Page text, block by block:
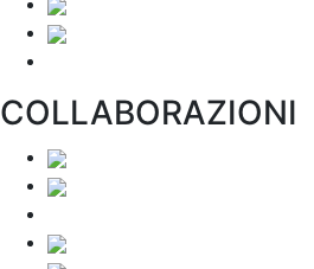
COLLABORAZIONI